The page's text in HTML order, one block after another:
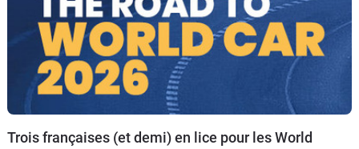
Trois françaises (et demi) en lice pour les World